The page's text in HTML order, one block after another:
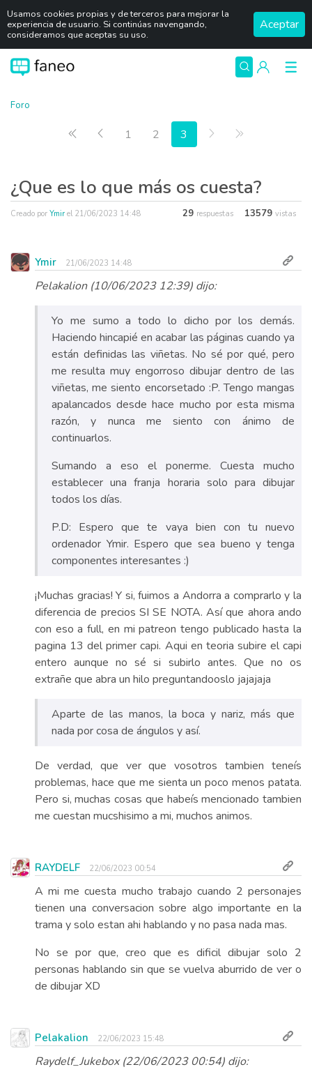
Usamos cookies propias y de terceros para mejorar la
experiencia de usuario. Si continúas navengando,
consideramos que aceptas su uso.
Aceptar
Foro
Primera página
Anterior
1 2 3 Siguiente
¿Que es lo que más os cuesta?
Creado por Ymir el 21/06/2023 14:48 29 respuestas 13579 vistas
Ymir 21/06/2023 14:48
Pelakalion (10/06/2023 12:39) dijo:
Yo me sumo a todo lo dicho por los demás.
Haciendo hincapié en acabar las páginas cuando ya
están definidas las viñetas. No sé por qué, pero
me resulta muy engorroso dibujar dentro de las
viñetas, me siento encorsetado :P. Tengo mangas
apalancados desde hace mucho por esta misma
razón, y nunca me siento con ánimo de
continuarlos.
Sumando a eso el ponerme. Cuesta mucho
establecer una franja horaria solo para dibujar
todos los días.
P.D: Espero que te vaya bien con tu nuevo
ordenador Ymir. Espero que sea bueno y tenga
componentes interesantes :)
¡Muchas gracias! Y si, fuimos a Andorra a comprarlo y la
diferencia de precios SI SE NOTA. Así que ahora ando
con eso a full, en mi patreon tengo publicado hasta la
pagina 13 del primer capi. Aqui en teoria subire el capi
entero aunque no sé si subirlo antes. Que no os
extrañe que abra un hilo preguntandooslo jajajaja
Aparte de las manos, la boca y nariz, más que
nada por cosa de ángulos y así.
De verdad, que ver que vosotros tambien teneís
problemas, hace que me sienta un poco menos patata.
Pero si, muchas cosas que habeís mencionado tambien
me cuestan mucshisimo a mi, muchos animos.
RAYDELF 22/06/2023 00:54
A mi me cuesta mucho trabajo cuando 2 personajes
tienen una conversacion sobre algo importante en la
trama y solo estan ahi hablando y no pasa nada mas.
No se por que, creo que es dificil dibujar solo 2
personas hablando sin que se vuelva aburrido de ver o
de dibujar XD
Pelakalion 22/06/2023 15:48
Raydelf_Jukebox (22/06/2023 00:54) dijo: